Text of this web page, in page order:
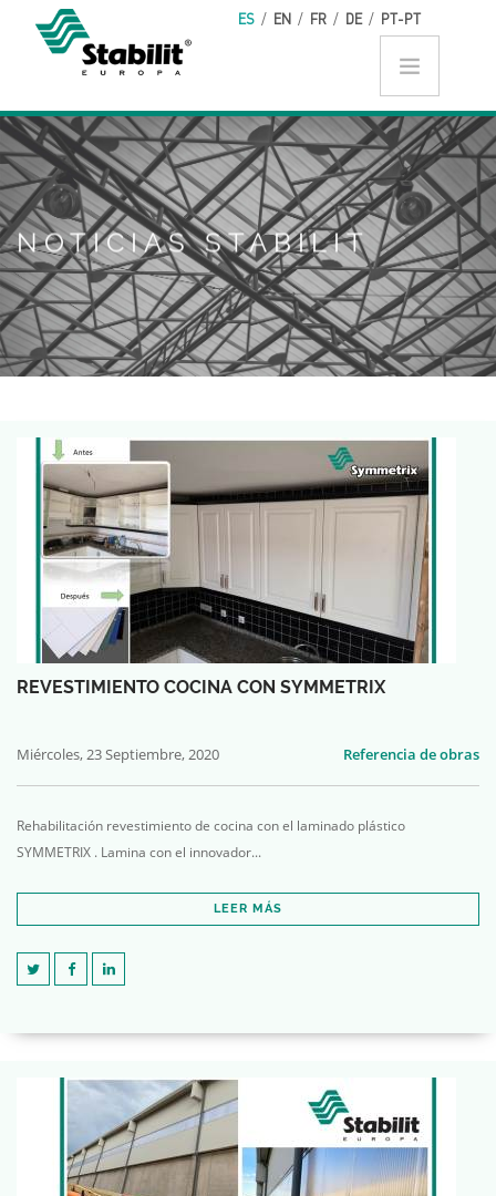
Pasar al contenido principal ES / EN / FR / DE / PT-PT
NOTICIAS STABILIT
REVESTIMIENTO COCINA CON SYMMETRIX
Miércoles, 23 Septiembre, 2020 Referencia de obras
Rehabilitación revestimiento de cocina con el laminado plástico
SYMMETRIX . Lamina con el innovador...
LEER MÁS